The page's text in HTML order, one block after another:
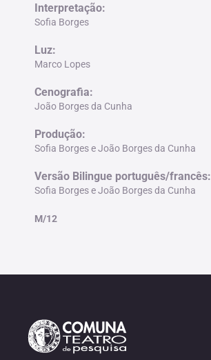
Interpretação:
Sofia Borges
Luz:
Marco Lopes
Cenografia:
João Borges da Cunha
Produção:
Sofia Borges e João Borges da Cunha
Versão Bilingue português/francês:
Sofia Borges e João Borges da Cunha
M/12